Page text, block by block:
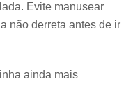
Evite manusear
não derreta antes de ir
ainda mais